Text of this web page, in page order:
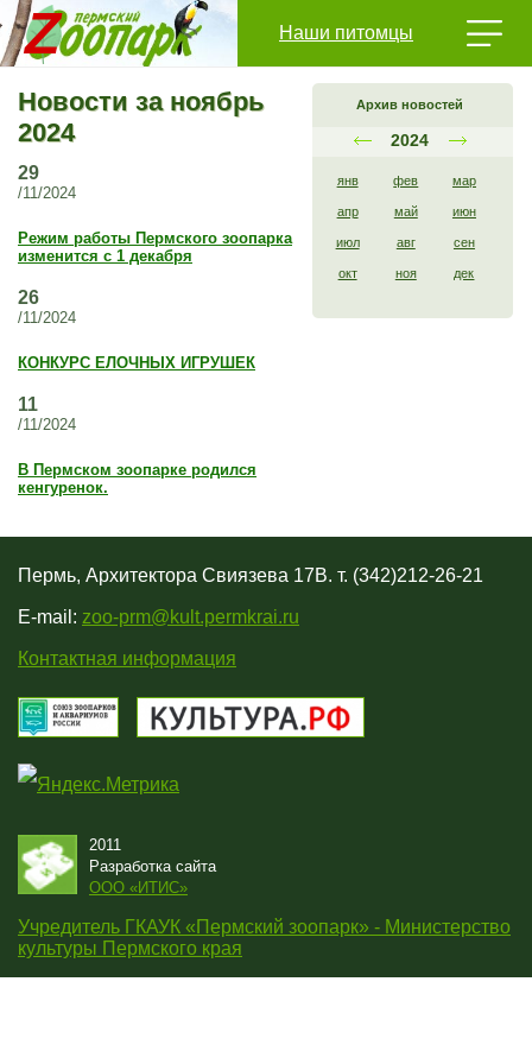
Наши питомцы
Архив новостей
2024
янв фев мар
апр май июн
июл авг сен
окт ноя дек
Новости за ноябрь
2024
29
/11/2024
Режим работы Пермского зоопарка
изменится с 1 декабря
26
/11/2024
КОНКУРС ЕЛОЧНЫХ ИГРУШЕК
11
/11/2024
В Пермском зоопарке родился
кенгуренок.
Пермь, Архитектора Свиязева 17В. т. (342)212-26-21
E-mail: zoo-prm@kult.permkrai.ru
Контактная информация
2011
Разработка сайта
OOO «ИТИС»
Учредитель ГКАУК «Пермский зоопарк» - Министерство
культуры Пермского края